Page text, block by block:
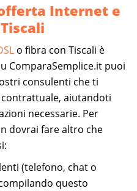
Internet e
o fibra con Tiscali è
ComparaSemplice.it puoi
consulenti che ti
aiutandoti
necessarie. Per
dovrai fare altro che
(telefono, chat o
questo